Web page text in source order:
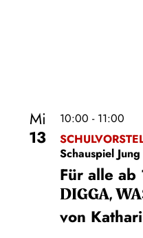
Mi
13
10:00 - 11:00
Schauspiel Jung
Für alle ab
DIGGA,
von